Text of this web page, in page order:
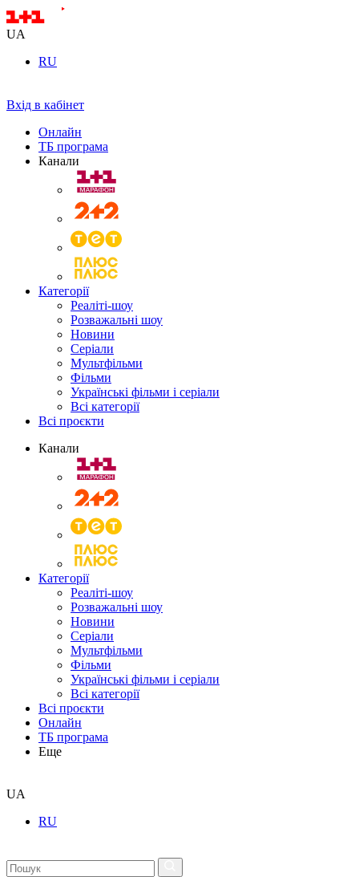
UA
RU
Вхід в кабінет
Онлайн
ТБ програма
Канали
Категорії
Реаліті-шоу
Розважальні шоу
Новини
Серіали
Мультфільми
Фільми
Українські фільми і серіали
Всі категорії
Всі проєкти
Канали
Категорії
Реаліті-шоу
Розважальні шоу
Новини
Серіали
Мультфільми
Фільми
Українські фільми і серіали
Всі категорії
Всі проєкти
Онлайн
ТБ програма
Еще
UA
RU